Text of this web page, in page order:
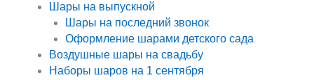
Шары на выпускной
Шары на последний звонок
Оформление шарами детского сада
Воздушные шары на свадьбу
Наборы шаров на 1 сентября